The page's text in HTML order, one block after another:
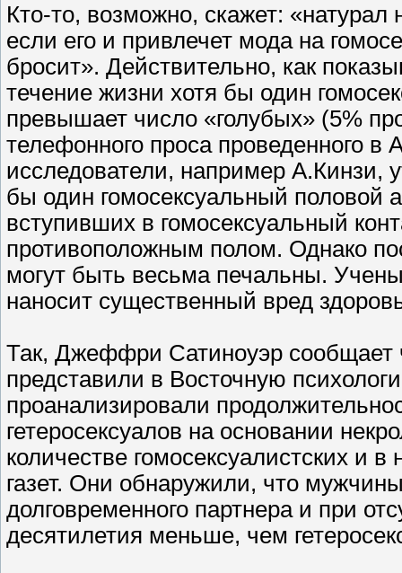
Кто-то, возможно, скажет:
если его и привлечет мода на
бросит». Действительно, как
течение жизни хотя бы один
превышает число «голубых» (5%
телефонного проса проведенного в
исследователи, например А.Кинзи,
бы один гомосексуальный половой
вступивших в гомосексуальный
противоположным полом. Однако
могут быть весьма печальны.
наносит существенный вред
Так, Джеффри Сатиноуэр сообщает
представили в Восточную
проанализировали
гетеросексуалов на основании
количестве гомосексуалистских и
газет. Они обнаружили, что
долговременного партнера и при
десятилетия меньше, чем